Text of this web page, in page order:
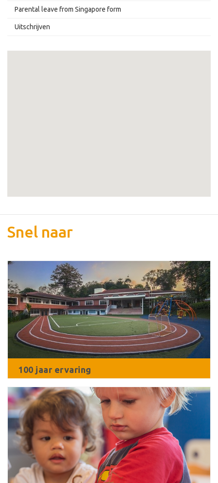
Parental leave from Singapore form
Uitschrijven
Snel naar
100 jaar ervaring